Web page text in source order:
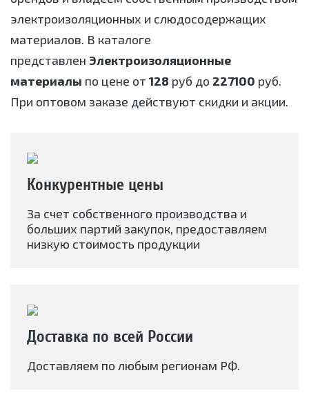
электроизоляционных и слюдосодержащих
материалов. В каталоге
представлен Электроизоляционные
материалы по цене от 128 руб до 227100 руб.
При оптовом заказе действуют скидки и акции.
Конкурентные цены
За счет собственного производства и
больших партий закупок, предоставляем
низкую стоимость продукции
Доставка по всей России
Доставляем по любым регионам РФ.